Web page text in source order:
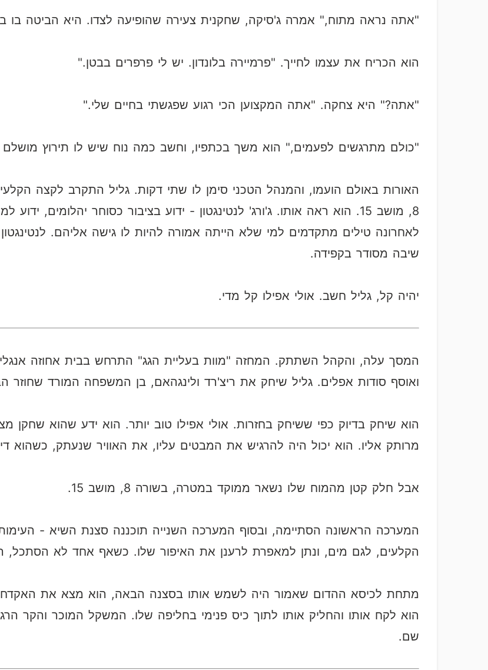
"אתה נראה מתוח," אמרה ג'סיקה, שחקנית צעירה שהופיעה לצדו. היא הביטה
הוא הכריח את עצמו לחייך. "פרמיירה בלונדון. יש לי פרפרים בבטן."
"אתה?" היא צחקה. "אתה המקצוען הכי רגוע שפגשתי בחיים שלי."
"כולם מתרגשים לפעמים," הוא משך בכתפיו, וחשב כמה נוח שיש לו תירוץ
האורות באולם הועמו, והמנהל הטכני סימן לו שתי דקות. גליל התקרב לקצה
8, מושב 15. הוא ראה אותו. ג'ורג' לנטינגטון - ידוע בציבור כסוחר יהלומים,
לאחרונה טילים מתקדמים למי שלא הייתה אמורה להיות לו גישה אליהם.
שיבה מסודר בקפידה.
יהיה קל, גליל חשב. אולי אפילו קל מדי.
המסך עלה, והקהל השתתק. המחזה "מוות בעליית הגג" התרחש בבית אחוזה
ואוסף סודות אפלים. גליל שיחק את ריצ'רד ולינגהאם, בן המשפחה המורד שחוזר
הוא שיחק בדיוק כפי ששיחק בחזרות. אולי אפילו טוב יותר. הוא ידע שהוא שחקן
מרותק אליו. הוא יכול היה להרגיש את המבטים עליו, את האוויר שנעתק, כשהוא
אבל חלק קטן מהמוח שלו נשאר ממוקד במטרה, בשורה 8, מושב 15.
המערכה הראשונה הסתיימה, ובסוף המערכה השנייה תוכננה סצנת השיא -
הקלעים, לגם מים, ונתן למאפרת לרענן את האיפור שלו. כשאף אחד לא הסתכל,
מתחת לכיסא ההדום שאמור היה לשמש אותו בסצנה הבאה, הוא מצא את
הוא לקח אותו והחליק אותו לתוך כיס פנימי בחליפה שלו. המשקל המוכר והקר
שם.